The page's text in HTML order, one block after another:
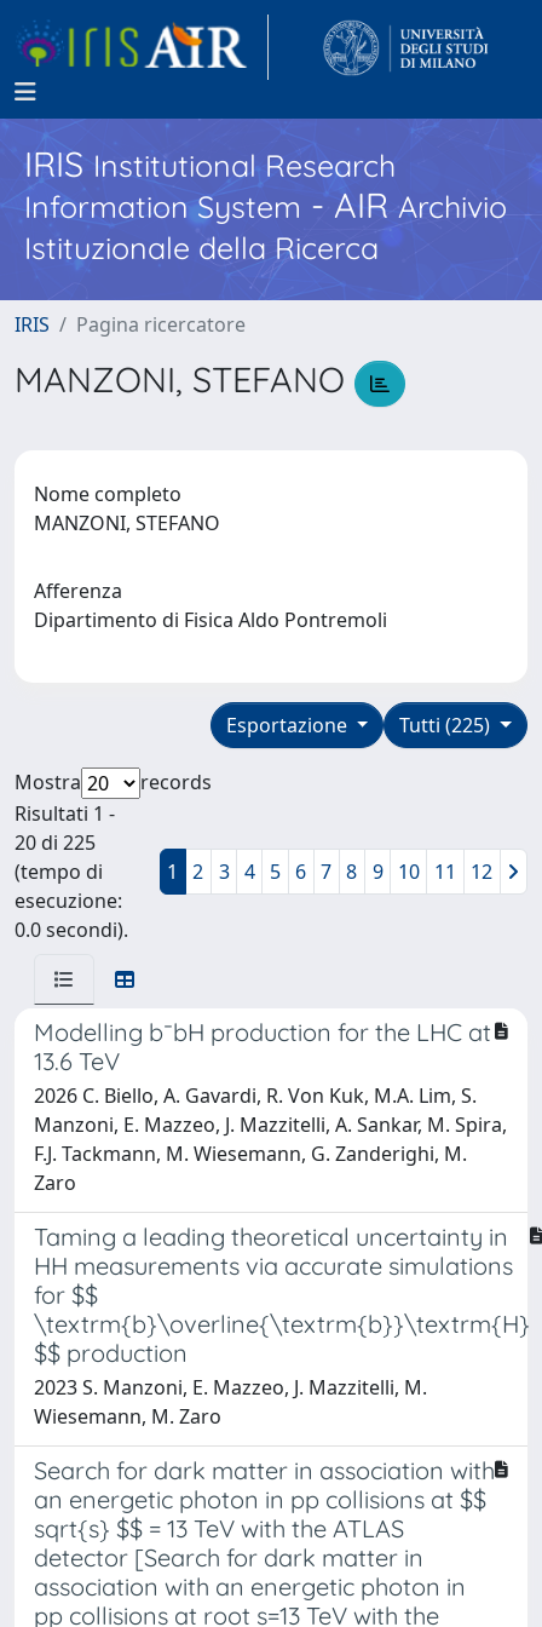
IRISInstitutional Research
Information System - AIR Archivio
Istituzionale della Ricerca
IRIS Pagina ricercatore
MANZONI, STEFANO
Nome completo
MANZONI, STEFANO
Afferenza
Dipartimento di Fisica Aldo Pontremoli
Tutti (225)
Esportazione
Mostra
records
Risultati 1 -
20 di 225
(tempo di
esecuzione:
0.0 secondi).
1 2 3 4 5 6 7 8 9 10 11 12
Modelling b¯bH production for the LHC at
13.6 TeV
2026 C. Biello, A. Gavardi, R. Von Kuk, M.A. Lim, S.
Manzoni, E. Mazzeo, J. Mazzitelli, A. Sankar, M. Spira,
F.J. Tackmann, M. Wiesemann, G. Zanderighi, M.
Zaro
Taming a leading theoretical uncertainty in
HH measurements via accurate simulations
for $$
\textrm{b}\overline{\textrm{b}}\textrm{H}
$$ production
2023 S. Manzoni, E. Mazzeo, J. Mazzitelli, M.
Wiesemann, M. Zaro
Search for dark matter in association with
an energetic photon in pp collisions at $$
sqrt{s} $$ = 13 TeV with the ATLAS
detector [Search for dark matter in
association with an energetic photon in
pp collisions at root s=13 TeV with the